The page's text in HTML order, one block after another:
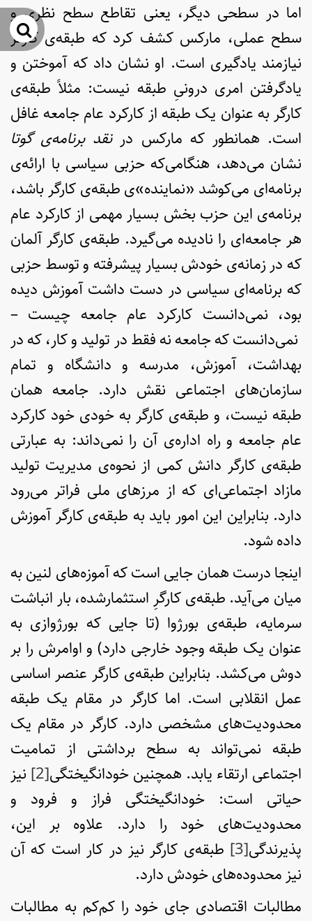
اما در سطحی دیگر، یعنی تقاطع سطح نظری و
سطح عملی، مارکس کشف کرد که طبقه‌ی کارگر
نیازمند یادگیری است. او نشان داد که آموختن و
یادگرفتن امری درونیِ طبقه نیست: مثلاً طبقه‌ی
کارگر به عنوان یک طبقه از کارکرد عام جامعه غافل
است. همانطور که مارکس درنقد برنامه‌ی گوتا
نشان می‌دهد، هنگامی‌که حزبی سیاسی با ارائه‌ی
برنامه‌ای می‌کوشد «نماینده»­ی طبقه‌ی کارگر باشد،
برنامه‌ی این حزب بخش بسیار مهمی از کارکرد عام
هر جامعه‌ای را نادیده می‌گیرد. طبقه‌ی کارگر آلمان
که در زمانه‌ی خودش بسیار پیشرفته و توسط حزبی
که برنامه­‌ای سیاسی در دست داشت آموزش دیده
بود، نمی‌دانست کارکرد عام جامعه چیست –
نمی‌دانست که جامعه نه فقط در تولید و کار، که در
بهداشت، آموزش، مدرسه و دانشگاه و تمام
سازمان‌های اجتماعی نقش دارد. جامعه همان
طبقه نیست، و طبقه‌ی کارگر به خودی خود کارکرد
عام جامعه و راه اداره‌ی آن­ را نمی‌داند: به عبارتی
طبقه‌ی کارگر دانش کمی از نحوه‌ی مدیریت تولید
مازاد اجتماعی‌ای که از مرزهای ملی فراتر می‌رود
دارد. بنابراین این امور باید به طبقه‌ی کارگر آموزش
داده شود.
اینجا درست همان جایی­ است که آموزه‌های لنین به
میان می‌آید. طبقه‌ی کارگرِ استثمارشده، بار انباشت
سرمایه­، طبقه‌ی بورژوا (تا جایی که بورژوازی به
عنوان یک طبقه وجود خارجی دارد) و اوامرش را بر
دوش می‌کشد. بنابراین طبقه‌ی کارگر عنصر اساسی
عمل انقلابی است. اما کارگر در مقام یک طبقه
محدودیت‌های مشخصی دارد. کارگر در مقام یک
طبقه نمی‌تواند به سطح برداشتی از تمامیت
اجتماعی ارتقاء یابد. همچنین خودانگیختگی[2]
نیز
حیاتی است: خودانگیختگی فراز و فرود و
محدودیت‌های خود را دارد. علاوه بر این،
پذیرندگی[3]
طبقه‌ی کارگر نیز در کار است که آن
نیز محدوده‌های خودش دارد.
مطالبات اقتصادی جای خود را کم‌کم به مطالبات